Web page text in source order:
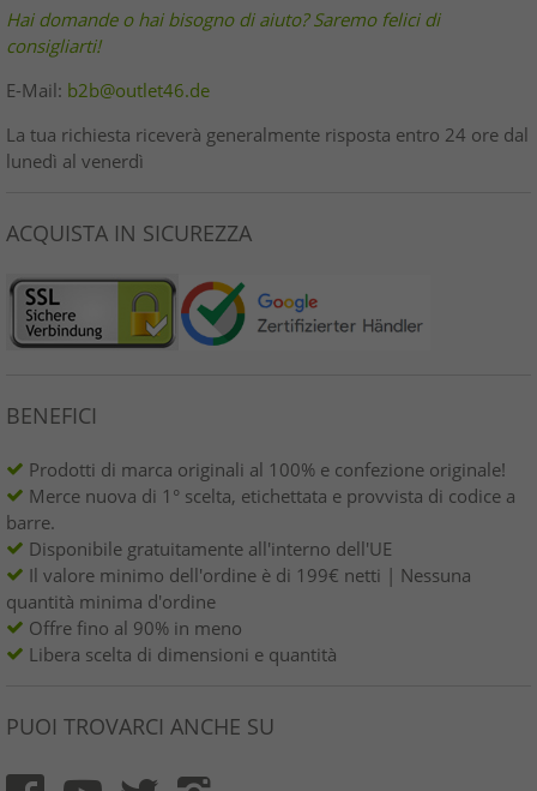
Hai domande o hai bisogno di aiuto? Saremo felici di
consigliarti!
E-Mail: b2b@outlet46.de
La tua richiesta riceverà generalmente risposta entro 24 ore dal
lunedì al venerdì
ACQUISTA IN SICUREZZA
BENEFICI
Prodotti di marca originali al 100% e confezione originale!
Merce nuova di 1° scelta, etichettata e provvista di codice a
barre.
Disponibile gratuitamente all'interno dell'UE
Il valore minimo dell'ordine è di 199€ netti | Nessuna
quantità minima d'ordine
Offre fino al 90% in meno
Libera scelta di dimensioni e quantità
PUOI TROVARCI ANCHE SU